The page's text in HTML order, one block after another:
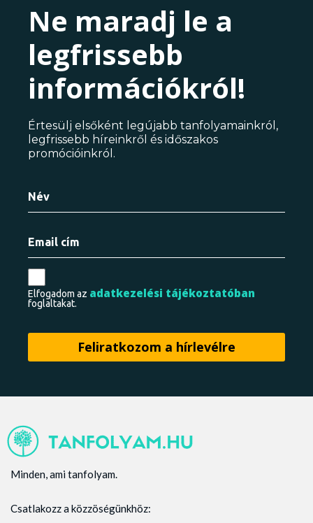
Ne maradj le a
legfrissebb
információkról!
Értesülj elsőként legújabb tanfolyamainkról,
legfrissebb híreinkről és időszakos
promócióinkról.
Elfogadom az adatkezelési tájékoztatóban
foglaltakat.
Minden, ami tanfolyam.
Csatlakozz a közzöségünkhöz: